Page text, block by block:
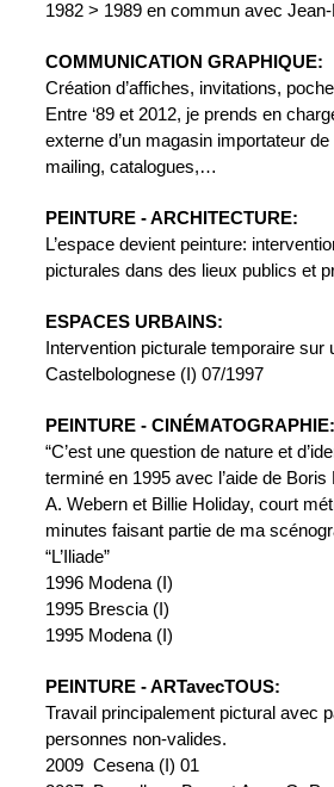
1982 > 1989 en commun avec
COMMUNICATION GRAPHIQUE:
Création d’affiches, invitations,
Entre ‘89 et 2012, je prends en
externe d’un magasin importateur
mailing, catalogues,…
PEINTURE - ARCHITECTURE:
L’espace devient peinture:
picturales dans des lieux publics et
ESPACES URBAINS:
Intervention picturale temporaire sur
Castelbolognese (I) 07/1997
PEINTURE - CINÉMATOGRAPHIE:
“C’est une question de nature et
terminé en 1995 avec l’aide de
A. Webern et Billie Holiday, court
minutes faisant partie de ma
“L’Iliade”
1996 Modena (I)
1995 Brescia (I)
1995 Modena (I)
PEINTURE - ARTavecTOUS:
Travail principalement pictural avec
personnes non-valides.
2009  Cesena (I) 01